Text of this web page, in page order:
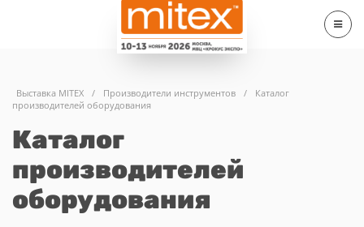
Выставка MITEX / Производители инструментов /
Каталог
производителей оборудования
Каталог
производителей
оборудования